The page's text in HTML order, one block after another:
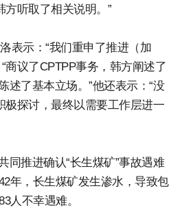
方听取了相关说明。”
表示：“我们重申了推进（加
商议了CPTPP事务，韩方阐述了
述了基本立场。”他还表示：“没
极探讨，最终以需要工作层进一
同推进确认“长生煤矿”事故遇难
年，长生煤矿发生渗水，导致包
人不幸遇难。